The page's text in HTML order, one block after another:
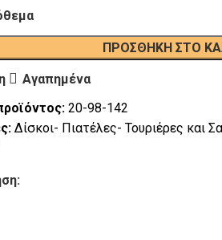
ΠΡΟΣΘΉΚΗ ΣΤΟ
Αγαπημένα
20-98-142
Δίσκοι- Πιατέλες- Τουριέρες και